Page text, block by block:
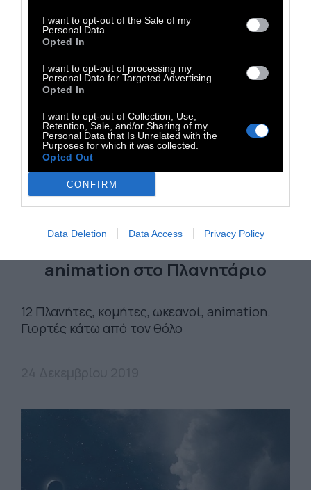
I want to opt-out of the Sale of my
Personal Data.
Opted In
I want to opt-out of processing my
Personal Data for Targeted Advertising.
Opted In
I want to opt-out of Collection, Use,
Retention, Sale, and/or Sharing of my
Personal Data that Is Unrelated with the
Purposes for which it was collected.
Opted Out
CONFIRM
Data Deletion Data Access Privacy Policy
210
Αστέρια, πλανήτες και
animation στο Πλανητάριο
12 Πλανήτες, κομήτες, ωκεανοί, animation.
Γιορτές κάτω από τον θόλο